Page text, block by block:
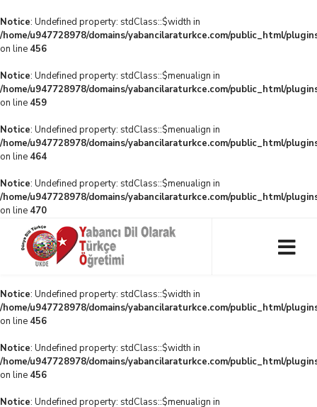
Notice: Undefined property: stdClass::$width in
/home/u947728978/domains/yabancilaraturkce.com/public_html/
on line 456
Notice: Undefined property: stdClass::$menualign in
/home/u947728978/domains/yabancilaraturkce.com/public_html/
on line 459
Notice: Undefined property: stdClass::$menualign in
/home/u947728978/domains/yabancilaraturkce.com/public_html/
on line 464
Notice: Undefined property: stdClass::$menualign in
/home/u947728978/domains/yabancilaraturkce.com/public_html/
on line 470
Notice: Undefined property: stdClass::$width in
/home/u947728978/domains/yabancilaraturkce.com/public_html/
on line 456
Notice: Undefined property: stdClass::$width in
/home/u947728978/domains/yabancilaraturkce.com/public_html/
on line 456
Notice: Undefined property: stdClass::$menualign in